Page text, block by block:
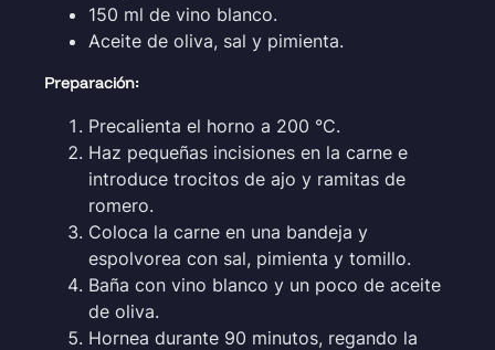
150 ml de vino blanco.
Aceite de oliva, sal y pimienta.
Preparación:
Precalienta el horno a 200 °C.
Haz pequeñas incisiones en la carne e
introduce trocitos de ajo y ramitas de
romero.
Coloca la carne en una bandeja y
espolvorea con sal, pimienta y tomillo.
Baña con vino blanco y un poco de aceite
de oliva.
Hornea durante 90 minutos, regando la